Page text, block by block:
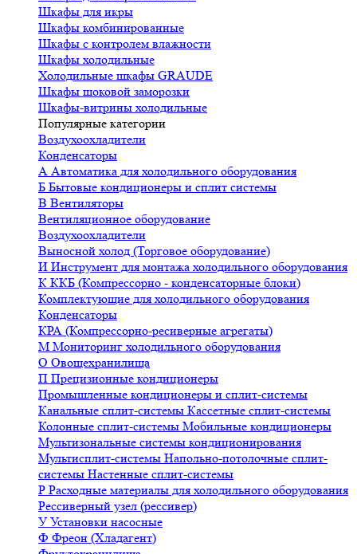
Шкафы для икры
Шкафы комбинированные
Шкафы с контролем влажности
Шкафы холодильные
Холодильные шкафы GRAUDE
Шкафы шоковой заморозки
Шкафы-витрины холодильные
Популярные категории
Воздухоохладители
Конденсаторы
А Автоматика для холодильного оборудования
Б Бытовые кондиционеры и сплит системы
В Вентиляторы
Вентиляционное оборудование
Воздухоохладители
Выносной холод (Торговое оборудование)
И Инструмент для монтажа холодильного оборудования
К ККБ (Компрессорно - конденсаторные блоки)
Комплектующие для холодильного оборудования
Конденсаторы
КРА (Компрессорно-ресиверные агрегаты)
М Мониторинг холодильного оборудования
О Овощехранилища
П Прецизионные кондиционеры
Промышленные кондиционеры и сплит-системы
Канальные сплит-системы Кассетные сплит-системы
Колонные сплит-системы Мобильные кондиционеры
Мультизональные системы кондиционирования
Мультисплит-системы Напольно-потолочные сплит-
системы Настенные сплит-системы
Р Расходные материалы для холодильного оборудования
Рессиверный узел (рессивер)
У Установки насосные
Ф Фреон (Хладагент)